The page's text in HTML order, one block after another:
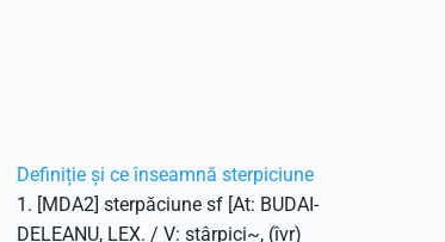
Definiție și ce înseamnă sterpiciune
1. [MDA2] sterpăciune sf [At: BUDAI-
DELEANU, LEX. / V: stârpici~, (îvr)